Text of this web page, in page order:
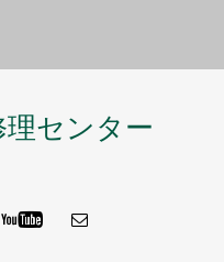
センター